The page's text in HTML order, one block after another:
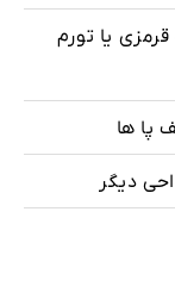
یا تورم
پا ها
دیگر